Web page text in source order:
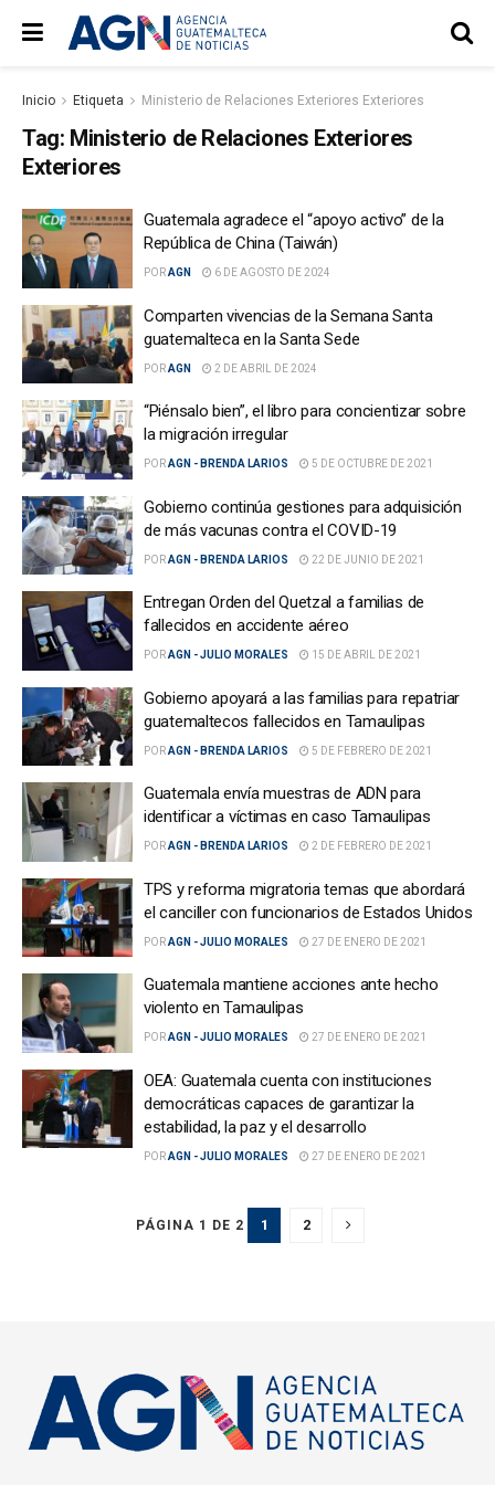
Inicio Etiqueta Ministerio de Relaciones Exteriores Exteriores
Tag: Ministerio de Relaciones Exteriores
Exteriores
Guatemala agradece el “apoyo activo” de la
República de China (Taiwán)
PORAGN 6 DE AGOSTO DE 2024
Comparten vivencias de la Semana Santa
guatemalteca en la Santa Sede
PORAGN 2 DE ABRIL DE 2024
“Piénsalo bien”, el libro para concientizar sobre
la migración irregular
PORAGN - BRENDA LARIOS 5 DE OCTUBRE DE 2021
Gobierno continúa gestiones para adquisición
de más vacunas contra el COVID-19
PORAGN - BRENDA LARIOS 22 DE JUNIO DE 2021
Entregan Orden del Quetzal a familias de
fallecidos en accidente aéreo
PORAGN - JULIO MORALES 15 DE ABRIL DE 2021
Gobierno apoyará a las familias para repatriar
guatemaltecos fallecidos en Tamaulipas
PORAGN - BRENDA LARIOS 5 DE FEBRERO DE 2021
Guatemala envía muestras de ADN para
identificar a víctimas en caso Tamaulipas
PORAGN - BRENDA LARIOS 2 DE FEBRERO DE 2021
TPS y reforma migratoria temas que abordará
el canciller con funcionarios de Estados Unidos
PORAGN - JULIO MORALES 27 DE ENERO DE 2021
Guatemala mantiene acciones ante hecho
violento en Tamaulipas
PORAGN - JULIO MORALES 27 DE ENERO DE 2021
OEA: Guatemala cuenta con instituciones
democráticas capaces de garantizar la
estabilidad, la paz y el desarrollo
PORAGN - JULIO MORALES 27 DE ENERO DE 2021
PÁGINA 1 DE 2 1 2